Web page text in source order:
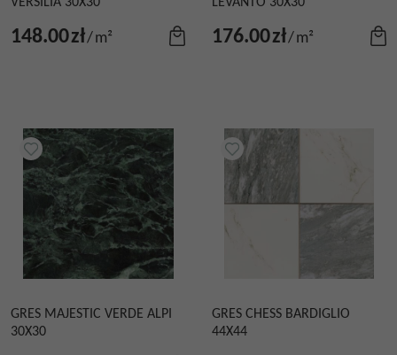
148.00zł/m² 176.00zł/m²
GRES MAJESTIC VERDE ALPI
30X30
GRES CHESS BARDIGLIO
44X44